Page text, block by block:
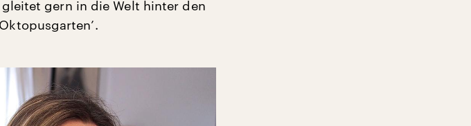
gern in die Welt hinter den